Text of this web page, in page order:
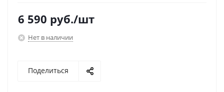
6 590 руб./шт
Нет в наличии
Поделиться